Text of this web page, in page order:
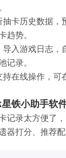
卡历史数据，
趋势。
入游戏日志，
记录。
在线操作，可
铁小助手软
记录太方便了
器打分、推荐配